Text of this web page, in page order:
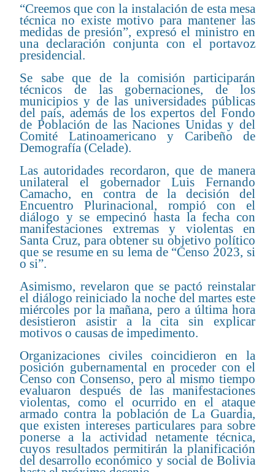
“Creemos que con la instalación de esta mesa
técnica no existe motivo para mantener las
medidas de presión”, expresó el ministro en
una declaración conjunta con el portavoz
presidencial.
Se sabe que de la comisión participarán
técnicos de las gobernaciones, de los
municipios y de las universidades públicas
del país, además de los expertos del Fondo
de Población de las Naciones Unidas y del
Comité Latinoamericano y Caribeño de
Demografía (Celade).
Las autoridades recordaron, que de manera
unilateral el gobernador Luis Fernando
Camacho, en contra de la decisión del
Encuentro Plurinacional, rompió con el
diálogo y se empecinó hasta la fecha con
manifestaciones extremas y violentas en
Santa Cruz, para obtener su objetivo político
que se resume en su lema de “Censo 2023, si
o si”.
Asimismo, revelaron que se pactó reinstalar
el diálogo reiniciado la noche del martes este
miércoles por la mañana, pero a última hora
desistieron asistir a la cita sin explicar
motivos o causas de impedimento.
Organizaciones civiles coincidieron en la
posición gubernamental en proceder con el
Censo con Consenso, pero al mismo tiempo
evaluaron después de las manifestaciones
violentas, como el ocurrido en el ataque
armado contra la población de La Guardia,
que existen intereses particulares para sobre
ponerse a la actividad netamente técnica,
cuyos resultados permitirán la planificación
del desarrollo económico y social de Bolivia